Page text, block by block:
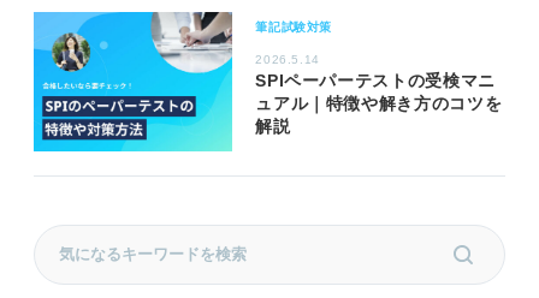
筆記試験対策
2026.5.14
SPIペーパーテストの受検マニ
ュアル｜特徴や解き方のコツを
解説